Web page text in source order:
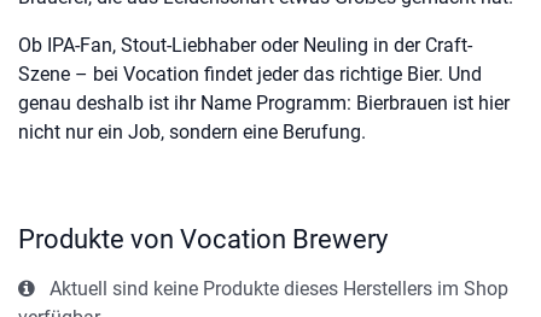
Ob IPA-Fan, Stout-Liebhaber oder Neuling in der Craft-
Szene – bei Vocation findet jeder das richtige Bier. Und
genau deshalb ist ihr Name Programm: Bierbrauen ist hier
nicht nur ein Job, sondern eine Berufung.
Produkte von Vocation Brewery
Aktuell sind keine Produkte dieses Herstellers im Shop